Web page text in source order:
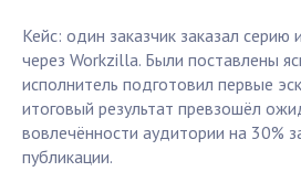
Кейс: один заказчик заказал серию
через Workzilla. Были поставлены
исполнитель подготовил первые
итоговый результат превзошёл
вовлечённости аудитории на 30%
публикации.